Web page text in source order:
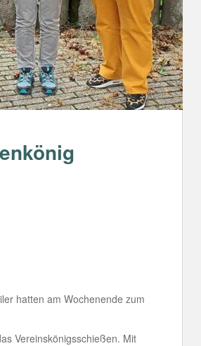
hatten am Wochenende zum
Vereinskönigsschießen. Mit